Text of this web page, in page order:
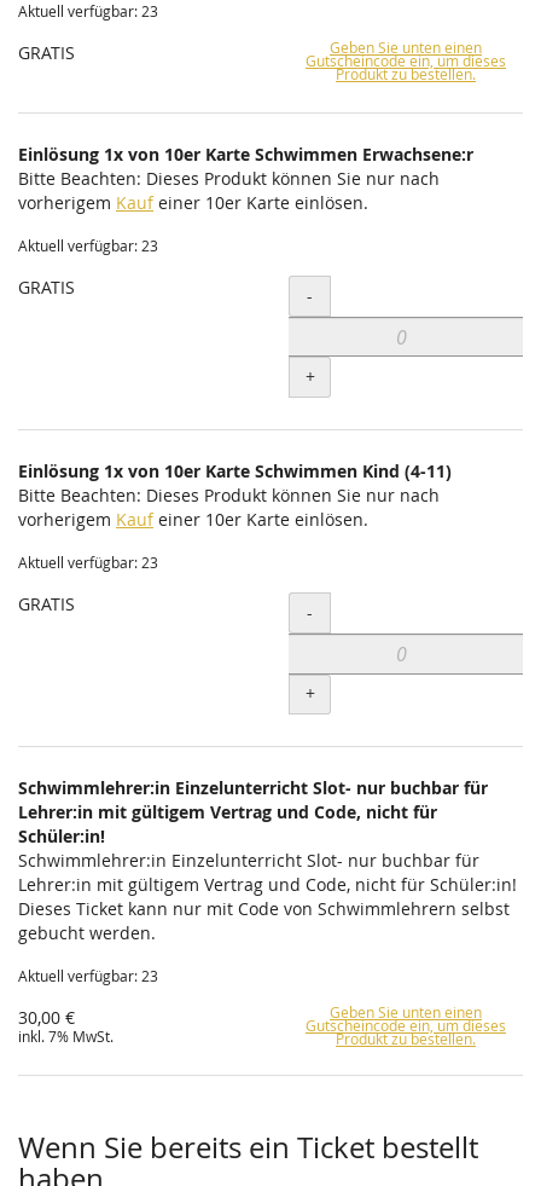
Aktuell verfügbar: 23
GRATIS Geben Sie unten einen
Gutscheincode ein, um dieses
Produkt zu bestellen.
Einlösung 1x von 10er Karte Schwimmen Erwachsene:r
Bitte Beachten: Dieses Produkt können Sie nur nach
vorherigem Kaufeiner 10er Karte einlösen.
Aktuell verfügbar: 23
GRATIS Menge
-
+
Einlösung 1x von 10er Karte Schwimmen Kind (4-11)
Bitte Beachten: Dieses Produkt können Sie nur nach
vorherigem Kaufeiner 10er Karte einlösen.
Aktuell verfügbar: 23
GRATIS Menge
-
+
Schwimmlehrer:in Einzelunterricht Slot- nur buchbar für
Lehrer:in mit gültigem Vertrag und Code, nicht für
Schüler:in!
Schwimmlehrer:in Einzelunterricht Slot- nur buchbar für
Lehrer:in mit gültigem Vertrag und Code, nicht für Schüler:in!
Dieses Ticket kann nur mit Code von Schwimmlehrern selbst
gebucht werden.
Aktuell verfügbar: 23
30,00 €
inkl. 7% MwSt.
Geben Sie unten einen
Gutscheincode ein, um dieses
Produkt zu bestellen.
Wenn Sie bereits ein Ticket bestellt